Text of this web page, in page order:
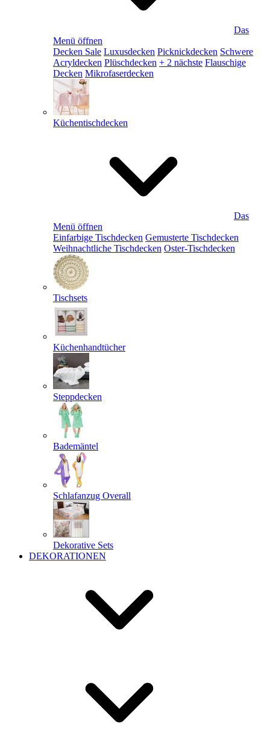
Das
Menü öffnen
Decken Sale Luxusdecken Picknickdecken Schwere
Acryldecken Plüschdecken + 2 nächste Flauschige
Decken Mikrofaserdecken
Küchentischdecken
Das
Menü öffnen
Einfarbige Tischdecken Gemusterte Tischdecken
Weihnachtliche Tischdecken Oster-Tischdecken
Tischsets
Küchenhandtücher
Steppdecken
Bademäntel
Schlafanzug Overall
Dekorative Sets
DEKORATIONEN